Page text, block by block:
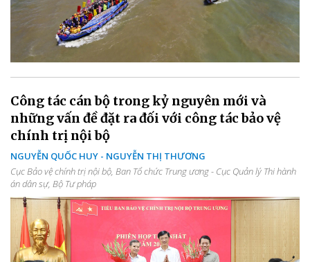
Công tác cán bộ trong kỷ nguyên mới và
những vấn đề đặt ra đối với công tác bảo vệ
chính trị nội bộ
NGUYỄN QUỐC HUY - NGUYỄN THỊ THƯƠNG
Cục Bảo vệ chính trị nội bộ, Ban Tổ chức Trung ương - Cục Quản lý Thi hành
án dân sự, Bộ Tư pháp